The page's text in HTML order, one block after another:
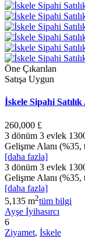
Öne Çıkarılan
Satışa Uygun
İskele Sipahi
260,000 £
3 dönüm 3 evlek
Gelişme Alanı
[daha fazla]
3 dönüm 3 evlek
Gelişme Alanı
[daha fazla]
5,135 m2tüm bilgi
Ayşe İyihasırcı
6
Ziyamet, İskele